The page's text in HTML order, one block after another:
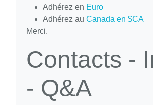
Adhérez en Euro
Adhérez au Canada en $CA
Merci.
Contacts -
- Q&A